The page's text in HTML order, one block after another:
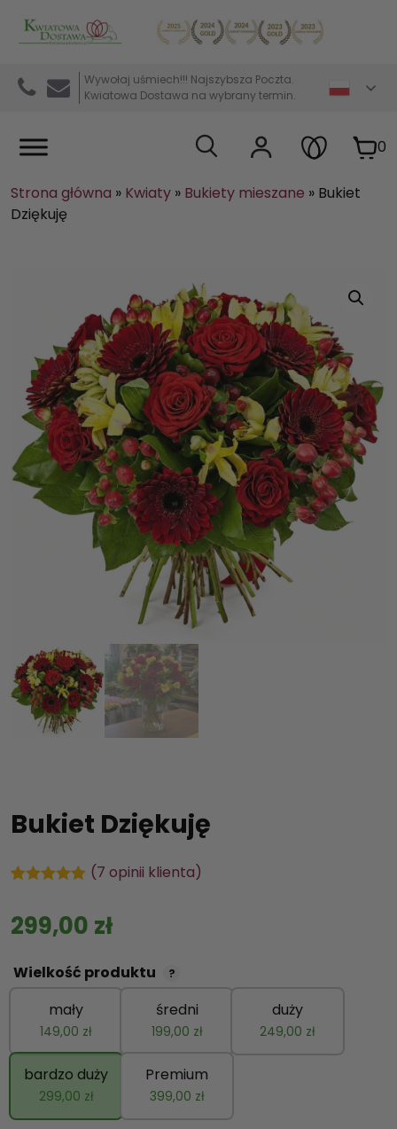
Kwiaciarnia internetowa Kwiatowa Dostawa
Wywołaj uśmiech!!! Najszybsza Poczta.
Kwiatowa Dostawa na wybrany termin.
0
Strona główna » Kwiaty » Bukiety mieszane » Bukiet
Dziękuję
Bukiet Dziękuję
podstawie
ocen
(7 opinii klienta)
299,00 zł
Wielkość produktu ?
149,00 zł
mały
199,00 zł
średni
249,00 zł
duży
299,00 zł
bardzo duży
399,00 zł
Premium